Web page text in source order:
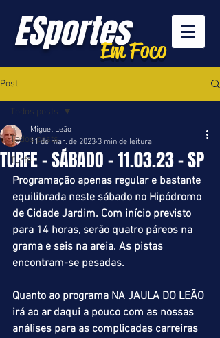
ESportesEm Foco
Post
Todos posts
Turfe
Todos posts
TURFE - SÁBADO - 11.03.23 - SP
Miguel Leão
11 de mar. de 2023 3 min de leitura
Programação apenas regular e bastante
equilibrada neste sábado no Hipódromo
de Cidade Jardim. Com início previsto
para 14 horas, serão quatro páreos na
grama e seis na areia. As pistas
encontram-se pesadas.
Quanto ao programa NA JAULA DO LEÃO
irá ao ar daqui a pouco com as nossas
análises para as complicadas carreiras